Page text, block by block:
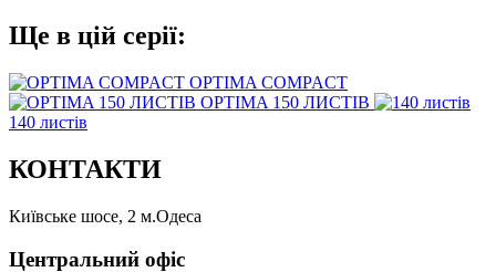
Ще в цій серії:
OPTIMA COMPACT
OPTIMA 150 ЛИСТІВ
140 листів
КОНТАКТИ
Київське шосе, 2 м.Одеса
Центральний офіс